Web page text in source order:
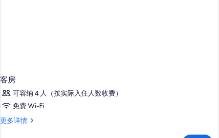
客房
可容纳 4 人（按实际入住人数收费）
免费 Wi-Fi
更多详情
客